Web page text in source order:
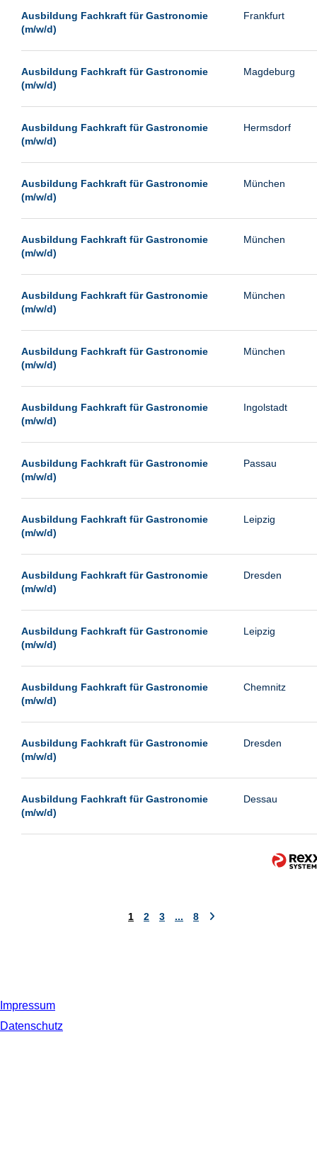
Mainz
Neu-Isenburg
Neubrandenburg
Paderborn
Passau
Schwerin
Siegen
Viernheim
Wetzlar
Wust/Brandenburg
Ausbildung Fachkraft für Gastronomie
(m/w/d)
Frankfurt
Ausbildung Fachkraft für Gastronomie
(m/w/d)
Magdeburg
Ausbildung Fachkraft für Gastronomie
(m/w/d)
Hermsdorf
Ausbildung Fachkraft für Gastronomie
(m/w/d)
München
Ausbildung Fachkraft für Gastronomie
(m/w/d)
München
Ausbildung Fachkraft für Gastronomie
(m/w/d)
München
Ausbildung Fachkraft für Gastronomie
(m/w/d)
München
Ausbildung Fachkraft für Gastronomie
(m/w/d)
Ingolstadt
Ausbildung Fachkraft für Gastronomie
(m/w/d)
Passau
Ausbildung Fachkraft für Gastronomie
(m/w/d)
Leipzig
Ausbildung Fachkraft für Gastronomie
(m/w/d)
Dresden
Ausbildung Fachkraft für Gastronomie
(m/w/d)
Leipzig
Ausbildung Fachkraft für Gastronomie
(m/w/d)
Chemnitz
Ausbildung Fachkraft für Gastronomie
(m/w/d)
Dresden
Ausbildung Fachkraft für Gastronomie
(m/w/d)
Dessau
1 2 3 ... 8
Impressum
Datenschutz